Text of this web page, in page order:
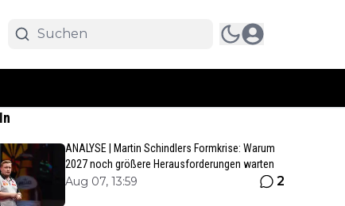
ANALYSE | Martin Schindlers Formkrise: Warum
2027 noch größere Herausforderungen warten
Aug 07, 13:59 2